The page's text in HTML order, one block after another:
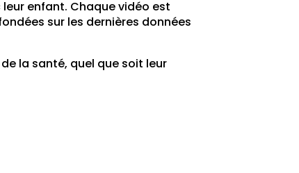
enfant. Chaque vidéo est
sur les dernières données
la santé, quel que soit leur